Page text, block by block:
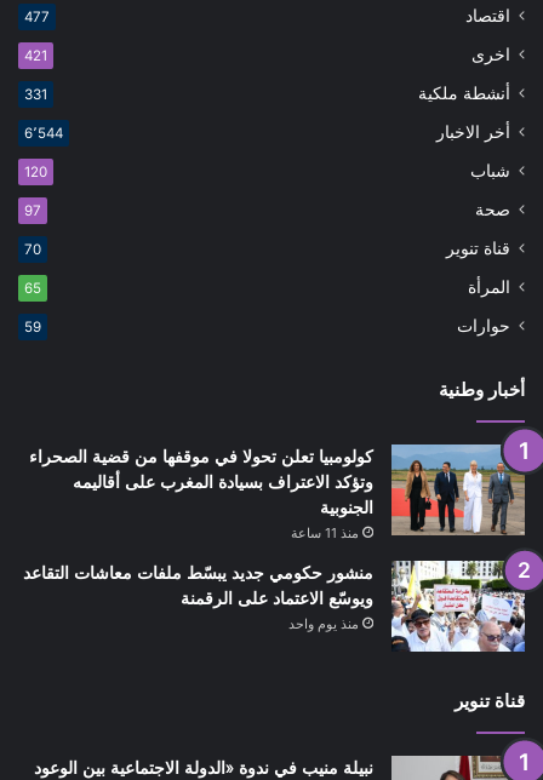
اقتصاد 477
اخرى 421
أنشطة ملكية 331
أخر الاخبار 6٬544
شباب 120
صحة 97
قناة تنوير 70
المرأة 65
حوارات 59
أخبار وطنية
كولومبيا تعلن تحولا في موقفها من قضية الصحراء
وتؤكد الاعتراف بسيادة المغرب على أقاليمه
الجنوبية
منذ 11 ساعة
منشور حكومي جديد يبسّط ملفات معاشات التقاعد
ويوسّع الاعتماد على الرقمنة
منذ يوم واحد
قناة تنوير
نبيلة منيب في ندوة «الدولة الاجتماعية بين الوعود